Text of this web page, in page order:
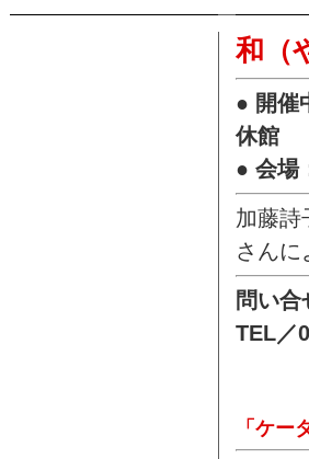
和（
● 開催
休館
● 会場
加藤詩
さんに
問い
TEL／
「ケー